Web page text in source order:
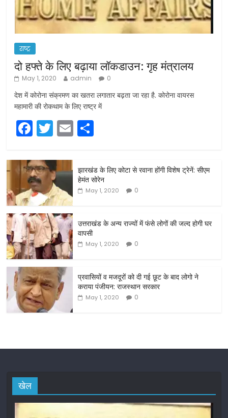
राष्ट्र
दो हफ्ते के लिए बढ़ाया लॉकडाउन: गृह मंत्रालय
May 1, 2020 admin 0
देश में कोरोना संक्रमण का खतरा लगातार बढ़ता जा रहा है. कोरोना वायरस
महामारी की रोकथाम के लिए राष्ट्र में
F
a
c
e
b
o
o
k
T
w
itt
er
E
m
ar
e
झारखंड के लिए कोटा से रवाना होंगी विशेष ट्रेनें: सीएम
हेमंत सोरेन
May 1, 2020 0
उत्तराखंड के अन्य राज्यों में फंसे लोगों की जल्द होगी घर
वापसी
May 1, 2020 0
प्रवासियों व मजदूरों को दी गई छूट के बाद लोगो ने
कराया पंजीयन: राजस्थान सरकार
May 1, 2020 0
खेल